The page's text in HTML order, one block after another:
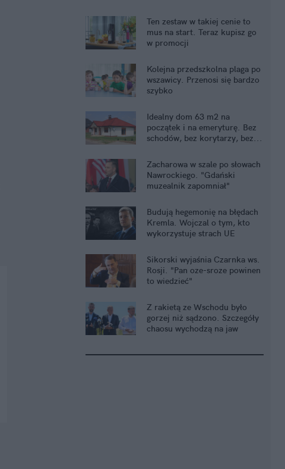
Ten zestaw w takiej cenie to
mus na start. Teraz kupisz go
w promocji
Kolejna przedszkolna plaga po
wszawicy. Przenosi się bardzo
szybko
Idealny dom 63 m2 na
początek i na emeryturę. Bez
schodów, bez korytarzy, bez...
Zacharowa w szale po słowach
Nawrockiego. "Gdański
muzealnik zapomniał"
Budują hegemonię na błędach
Kremla. Wojczal o tym, kto
wykorzystuje strach UE
Sikorski wyjaśnia Czarnka ws.
Rosji. "Pan oze-sroze powinen
to wiedzieć"
Z rakietą ze Wschodu było
gorzej niż sądzono. Szczegóły
chaosu wychodzą na jaw